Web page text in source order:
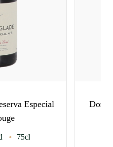
Especial
75cl